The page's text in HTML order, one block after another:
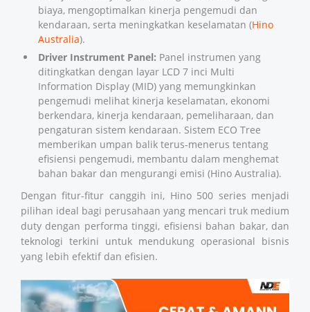
biaya, mengoptimalkan kinerja pengemudi dan
kendaraan, serta meningkatkan keselamatan (Hino
Australia).
Driver Instrument Panel: Panel instrumen yang
ditingkatkan dengan layar LCD 7 inci Multi
Information Display (MID) yang memungkinkan
pengemudi melihat kinerja keselamatan, ekonomi
berkendara, kinerja kendaraan, pemeliharaan, dan
pengaturan sistem kendaraan. Sistem ECO Tree
memberikan umpan balik terus-menerus tentang
efisiensi pengemudi, membantu dalam menghemat
bahan bakar dan mengurangi emisi (Hino Australia).
Dengan fitur-fitur canggih ini, Hino 500 series menjadi
pilihan ideal bagi perusahaan yang mencari truk medium
duty dengan performa tinggi, efisiensi bahan bakar, dan
teknologi terkini untuk mendukung operasional bisnis
yang lebih efektif dan efisien.